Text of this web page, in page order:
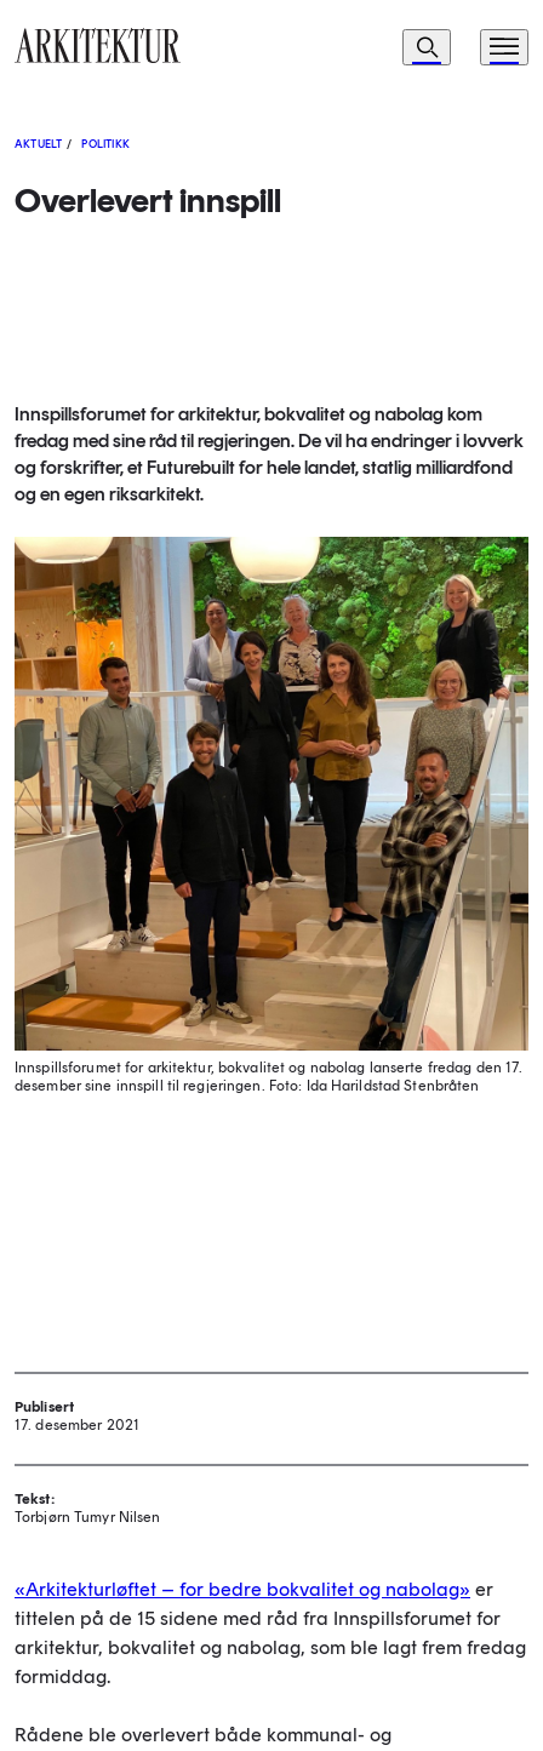
Navigasjon
Søk Meny
AKTUELT / POLITIKK
Overlevert innspill
Innspillsforumet for arkitektur, bokvalitet og nabolag kom
fredag med sine råd til regjeringen. De vil ha endringer i lovverk
og forskrifter, et Futurebuilt for hele landet, statlig milliardfond
og en egen riksarkitekt.
​Innspillsforumet for arkitektur, bokvalitet og nabolag lanserte fredag den 17.
desember sine innspill til regjeringen. Foto: Ida Harildstad Stenbråten
Publisert
17. desember 2021
Tekst:
Torbjørn Tumyr Nilsen
«Arkitekturløftet – for bedre bokvalitet og nabolag» er
tittelen på de 15 sidene med råd fra Innspillsforumet for
arkitektur, bokvalitet og nabolag, som ble lagt frem fredag
formiddag.
Rådene ble overlevert både kommunal- og